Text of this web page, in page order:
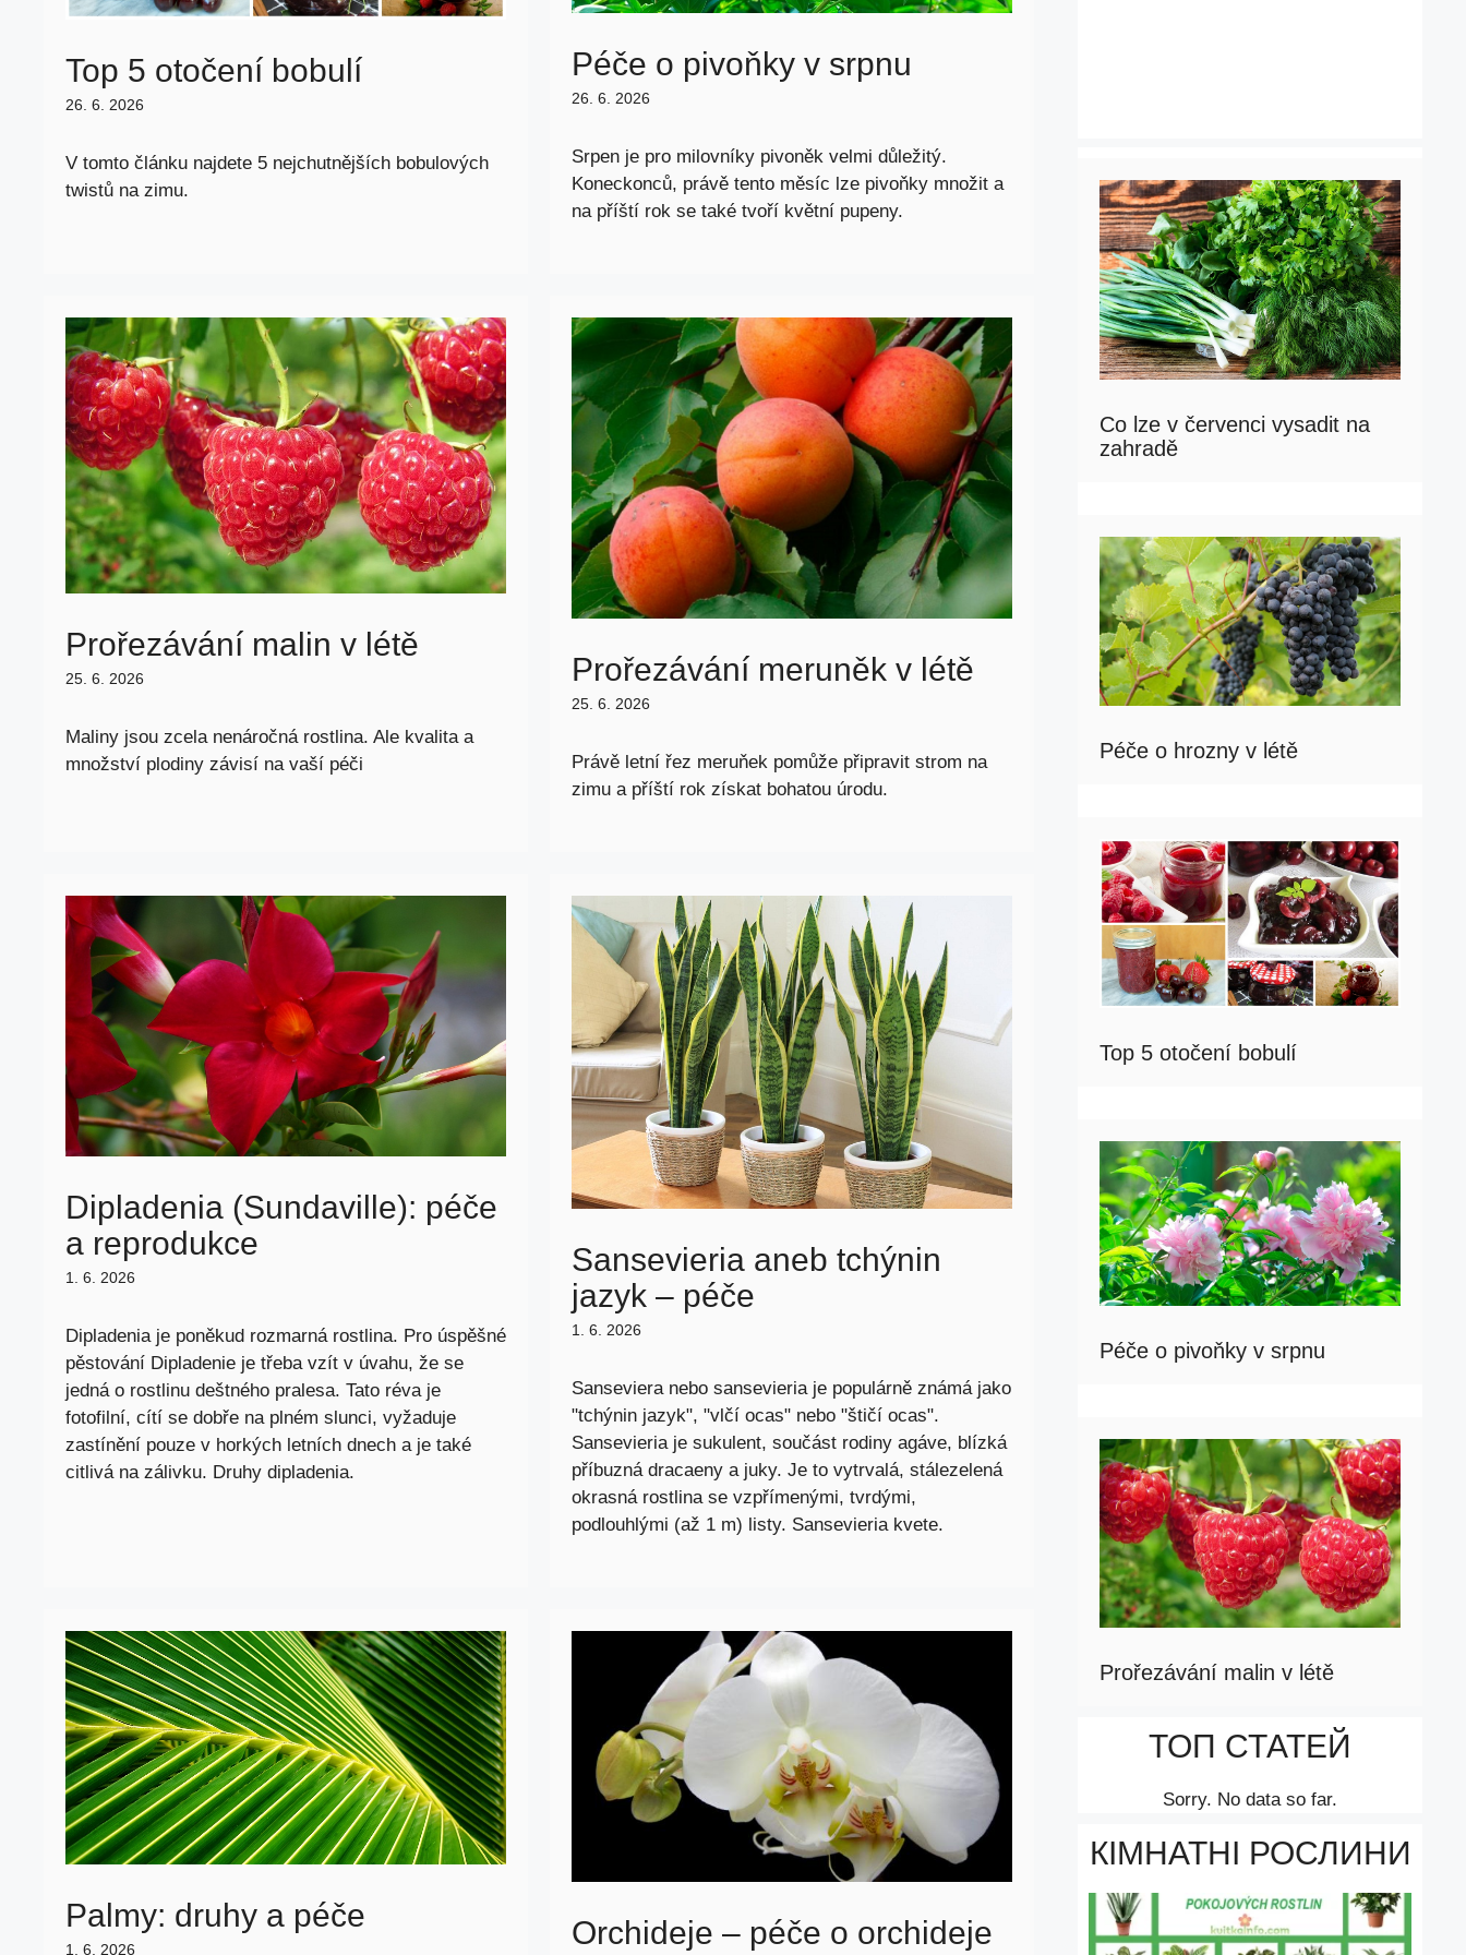
Top 5 otočení bobulí
26. 6. 2026
V tomto článku najdete 5 nejchutnějších bobulových
twistů na zimu.
Péče o pivoňky v srpnu
26. 6. 2026
Srpen je pro milovníky pivoněk velmi důležitý.
Koneckonců, právě tento měsíc lze pivoňky množit a
na příští rok se také tvoří květní pupeny.
Prořezávání malin v létě
25. 6. 2026
Maliny jsou zcela nenáročná rostlina. Ale kvalita a
množství plodiny závisí na vaší péči
Prořezávání meruněk v létě
25. 6. 2026
Právě letní řez meruňek pomůže připravit strom na
zimu a příští rok získat bohatou úrodu.
Dipladenia (Sundaville): péče
a reprodukce
1. 6. 2026
Dipladenia je poněkud rozmarná rostlina. Pro úspěšné
pěstování Dipladenie je třeba vzít v úvahu, že se
jedná o rostlinu deštného pralesa. Tato réva je
fotofilní, cítí se dobře na plném slunci, vyžaduje
zastínění pouze v horkých letních dnech a je také
citlivá na zálivku. Druhy dipladenia.
Sansevieria aneb tchýnin
jazyk – péče
1. 6. 2026
Sanseviera nebo sansevieria je populárně známá jako
"tchýnin jazyk", "vlčí ocas" nebo "štičí ocas".
Sansevieria je sukulent, součást rodiny agáve, blízká
příbuzná dracaeny a juky. Je to vytrvalá, stálezelená
okrasná rostlina se vzpřímenými, tvrdými,
podlouhlými (až 1 m) listy. Sansevieria kvete.
Palmy: druhy a péče
1. 6. 2026 Orchideje – péče o orchideje
Co lze v červenci vysadit na
zahradě
Péče o hrozny v létě
Top 5 otočení bobulí
Péče o pivoňky v srpnu
Prořezávání malin v létě
ТОП СТАТЕЙ
Sorry. No data so far.
КІМНАТНІ РОСЛИНИ